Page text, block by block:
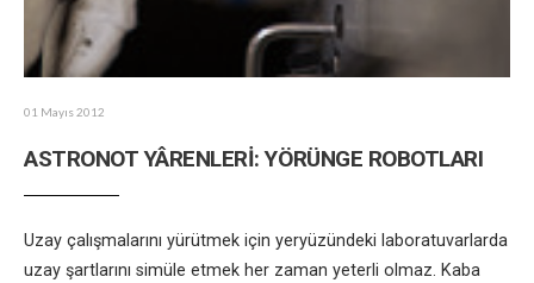
01 Mayıs 2012
ASTRONOT YÂRENLERİ: YÖRÜNGE ROBOTLARI
Uzay çalışmalarını yürütmek için yeryüzündeki laboratuvarlarda
uzay şartlarını simüle etmek her zaman yeterli olmaz. Kaba